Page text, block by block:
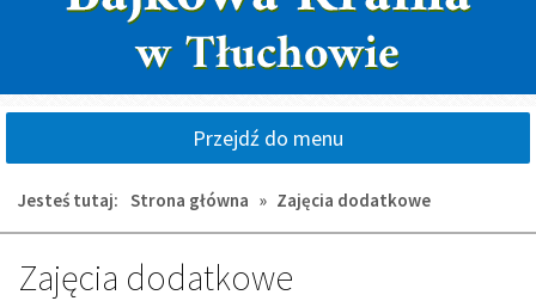
Przejdź do menu
Jesteś tutaj: Strona główna » Zajęcia dodatkowe
Zajęcia dodatkowe